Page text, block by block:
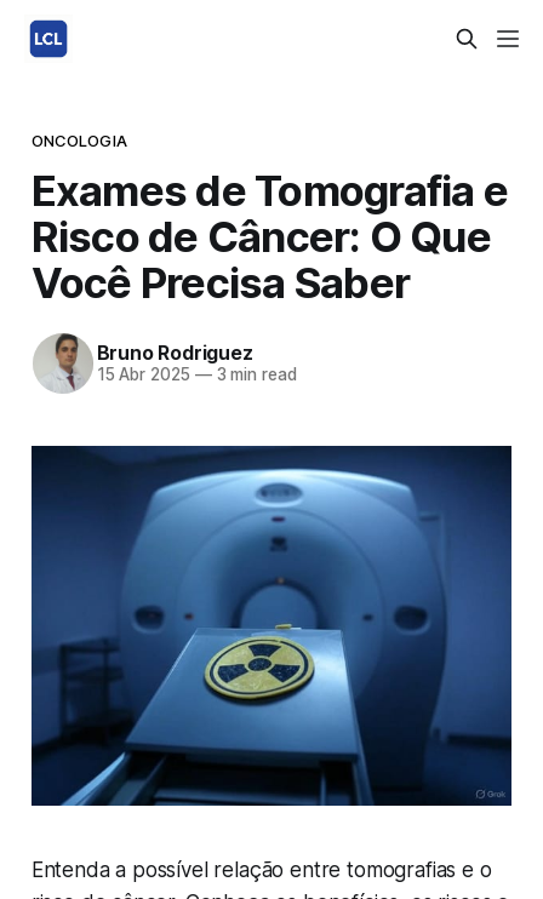
ONCOLOGIA
Exames de Tomografia e
Risco de Câncer: O Que
Você Precisa Saber
Bruno Rodriguez
15 Abr 2025 —3 min read
Entenda a possível relação entre tomografias e o